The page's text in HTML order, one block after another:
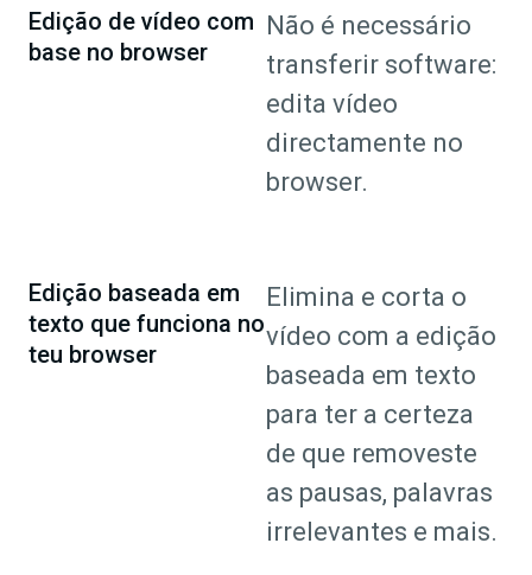
Edição de vídeo com
base no browser
Não é necessário
transferir software:
edita vídeo
directamente no
browser.
Edição baseada em
texto que funciona no
teu browser
Elimina e corta o
vídeo com a edição
baseada em texto
para ter a certeza
de que removeste
as pausas, palavras
irrelevantes e mais.